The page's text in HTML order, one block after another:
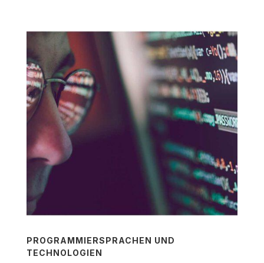
PROGRAMMIERSPRACHEN UND
TECHNOLOGIEN